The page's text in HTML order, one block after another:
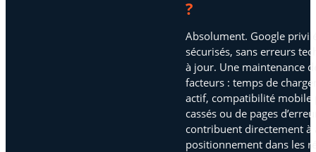
?
Absolument. Google
sécurisés, sans erreurs
à jour. Une maintenance
facteurs : temps de
actif, compatibilité mobile
cassés ou de pages
contribuent directement
positionnement dans les